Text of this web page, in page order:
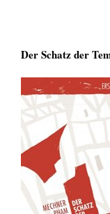
Der Schatz der